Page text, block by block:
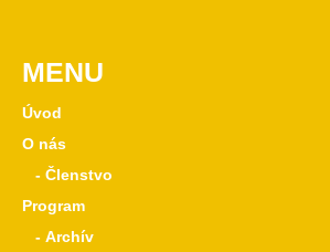
MENU
Úvod
O nás
- Členstvo
Program
- Archív